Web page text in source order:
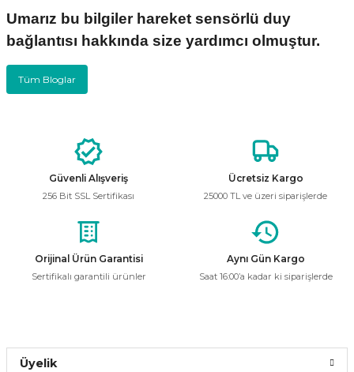
Umarız bu bilgiler hareket sensörlü duy
bağlantısı hakkında size yardımcı olmuştur.
Tüm Bloglar
Güvenli Alışveriş
256 Bit SSL Sertifikası
Ücretsiz Kargo
25000 TL ve üzeri siparişlerde
Orijinal Ürün Garantisi
Sertifikalı garantili ürünler
Aynı Gün Kargo
Saat 16:00’a kadar ki siparişlerde
Üyelik